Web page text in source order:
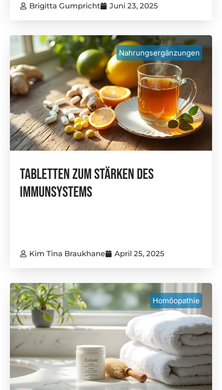
Brigitta Gumpricht Juni 23, 2025
Nahrungsergänzungen
Tabletten Zum Stärken Des
Immunsystems
Kim Tina Braukhane April 25, 2025
Homöopathie